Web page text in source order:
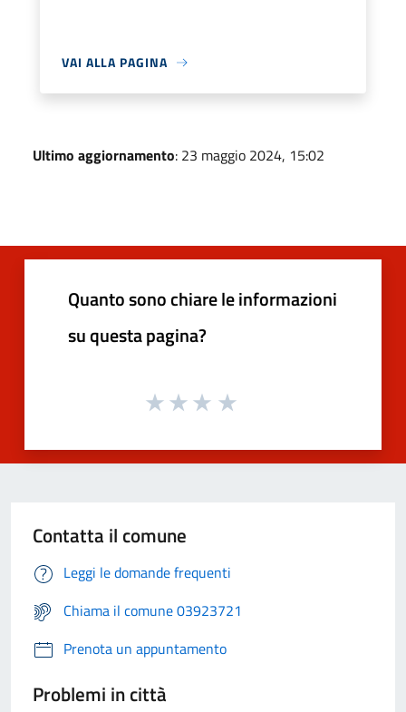
VAI ALLA PAGINA
Ultimo aggiornamento: 23 maggio 2024, 15:02
Quanto sono chiare le informazioni
su questa pagina?
Contatta il comune
Leggi le domande frequenti
Chiama il comune 03923721
Prenota un appuntamento
Problemi in città